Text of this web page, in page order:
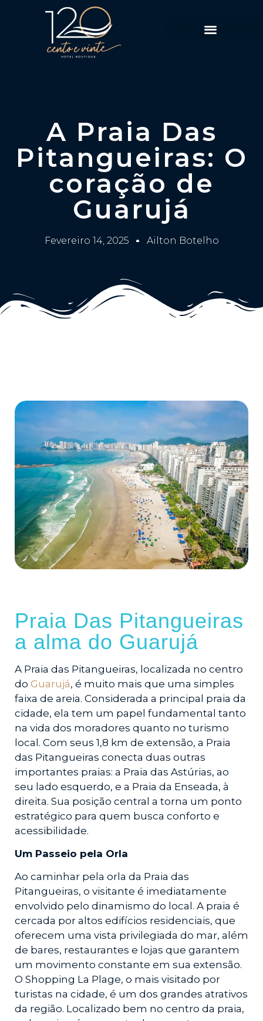
A Praia Das
Pitangueiras: O
coração de
Guarujá
Fevereiro 14, 2025 Ailton Botelho
Praia Das Pitangueiras
a alma do Guarujá
A Praia das Pitangueiras, localizada no centro
do Guarujá, é muito mais que uma simples
faixa de areia. Considerada a principal praia da
cidade, ela tem um papel fundamental tanto
na vida dos moradores quanto no turismo
local. Com seus 1,8 km de extensão, a Praia
das Pitangueiras conecta duas outras
importantes praias: a Praia das Astúrias, ao
seu lado esquerdo, e a Praia da Enseada, à
direita. Sua posição central a torna um ponto
estratégico para quem busca conforto e
acessibilidade.
Um Passeio pela Orla
Ao caminhar pela orla da Praia das
Pitangueiras, o visitante é imediatamente
envolvido pelo dinamismo do local. A praia é
cercada por altos edifícios residenciais, que
oferecem uma vista privilegiada do mar, além
de bares, restaurantes e lojas que garantem
um movimento constante em sua extensão.
O Shopping La Plage, o mais visitado por
turistas na cidade, é um dos grandes atrativos
da região. Localizado bem no centro da praia,